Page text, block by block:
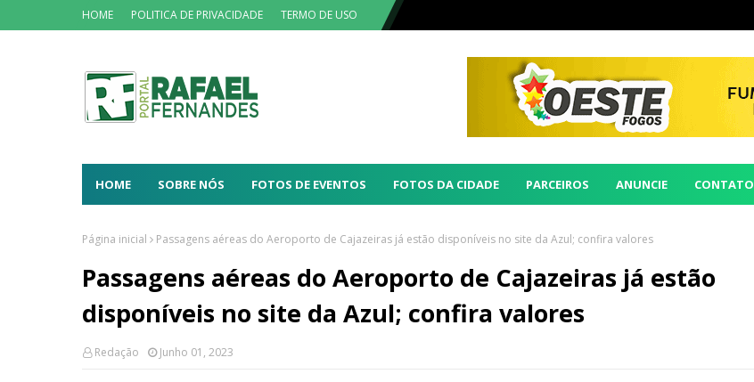
HOME POLITICA DE PRIVACIDADE TERMO DE USO
HOME SOBRE NÓS FOTOS DE EVENTOS FOTOS DA CIDADE PARCEIROS ANUNCIE CONTATO
Página inicial Passagens aéreas do Aeroporto de Cajazeiras já estão disponíveis no site da Azul; confira valores
Passagens aéreas do Aeroporto de Cajazeiras já estão
disponíveis no site da Azul; confira valores
Redação Junho 01, 2023